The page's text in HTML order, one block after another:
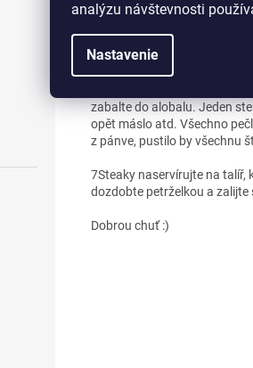
analýzu návštevnosti
Nastavenie
Vraťte se k přípravě masa.
plochu položte malé plátky
6Rozpalte pánev. Steaky
minut steaky na stupeň,
zabalte do alobalu. Jeden
opět máslo atd. Všechno
z pánve, pustilo by všechnu
7Steaky naservírujte na talíř,
dozdobte petrželkou a zalijte
Dobrou chuť :)